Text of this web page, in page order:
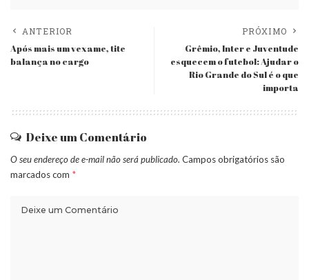
ANTERIOR
Após mais um vexame, tite
balança no cargo
PRÓXIMO
Grêmio, Inter e Juventude
esquecem o futebol: Ajudar o
Rio Grande do Sul é o que
importa
Deixe um Comentário
O seu endereço de e-mail não será publicado. Campos obrigatórios são
marcados com *